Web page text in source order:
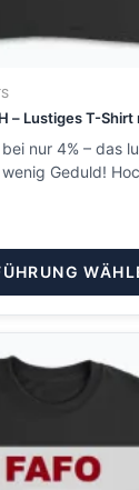
– Lustiges T-
nur 4% – das
Geduld!